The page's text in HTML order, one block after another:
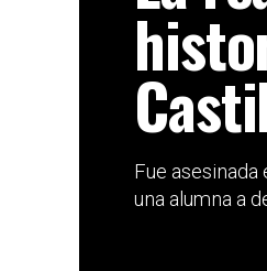
Fue
una alumna a